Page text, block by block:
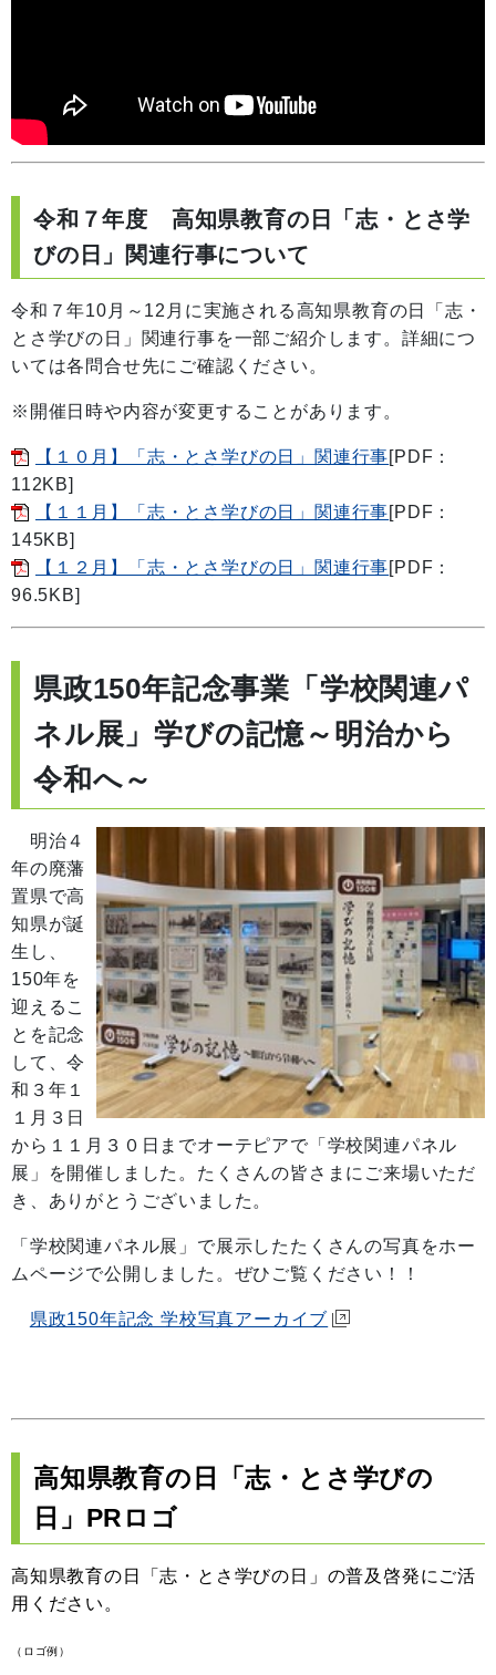
令和７年度 高知県教育の日「志・とさ学
びの日」関連行事について
令和７年10月～12月に実施される高知県教育の日「志・
とさ学びの日」関連行事を一部ご紹介します。詳細につ
いては各問合せ先にご確認ください。
※開催日時や内容が変更することがあります。
【１０月】「志・とさ学びの日」関連行事[PDF：
112KB]
【１１月】「志・とさ学びの日」関連行事[PDF：
145KB]
【１２月】「志・とさ学びの日」関連行事[PDF：
96.5KB]
県政150年記念事業「学校関連パ
ネル展」学びの記憶～明治から
令和へ～
明治４
年の廃藩
置県で高
知県が誕
生し、
150年を
迎えるこ
とを記念
して、令
和３年１
１月３日
から１１月３０日までオーテピアで「学校関連パネル
展」を開催しました。たくさんの皆さまにご来場いただ
き、ありがとうございました。
「学校関連パネル展」で展示したたくさんの写真をホー
ムページで公開しました。ぜひご覧ください！！
県政150年記念 学校写真アーカイブ
高知県教育の日「志・とさ学びの
日」PRロゴ
高知県教育の日「志・とさ学びの日」の普及啓発にご活
用ください。
（ロゴ例）